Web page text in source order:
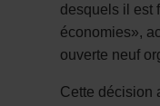
desquels il est
économies»,
ouverte neuf
Cette décision